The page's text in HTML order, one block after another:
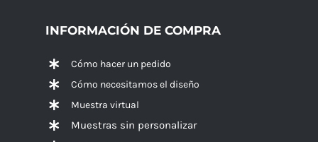
INFORMACIÓN DE COMPRA
Cómo hacer un pedido
Cómo necesitamos el diseño
Muestra virtual
Muestras sin personalizar